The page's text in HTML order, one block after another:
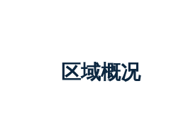
区域概况